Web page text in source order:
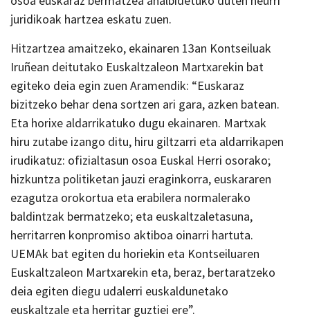
juridikoak hartzea eskatu zuen.
Hitzartzea amaitzeko, ekainaren 13an Kontseiluak
Iruñean deitutako Euskaltzaleon Martxarekin bat
egiteko deia egin zuen Aramendik: “Euskaraz
bizitzeko behar dena sortzen ari gara, azken batean.
Eta horixe aldarrikatuko dugu ekainaren. Martxak
hiru zutabe izango ditu, hiru giltzarri eta aldarrikapen
irudikatuz: ofizialtasun osoa Euskal Herri osorako;
hizkuntza politiketan jauzi eraginkorra, euskararen
ezagutza orokortua eta erabilera normalerako
baldintzak bermatzeko; eta euskaltzaletasuna,
herritarren konpromiso aktiboa oinarri hartuta.
UEMAk bat egiten du horiekin eta Kontseiluaren
Euskaltzaleon Martxarekin eta, beraz, bertaratzeko
deia egiten diegu udalerri euskaldunetako
euskaltzale eta herritar guztiei ere”.